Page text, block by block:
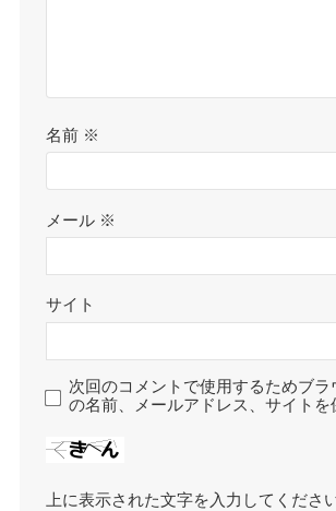
名前 ※
メール ※
サイト
次回のコメントで使用するためブラ
の名前、メールアドレス、サイトを
上に表示された文字を入力してください